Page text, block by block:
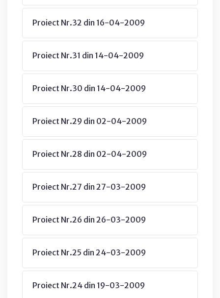
Proiect Nr.32 din 16-04-2009
Proiect Nr.31 din 14-04-2009
Proiect Nr.30 din 14-04-2009
Proiect Nr.29 din 02-04-2009
Proiect Nr.28 din 02-04-2009
Proiect Nr.27 din 27-03-2009
Proiect Nr.26 din 26-03-2009
Proiect Nr.25 din 24-03-2009
Proiect Nr.24 din 19-03-2009